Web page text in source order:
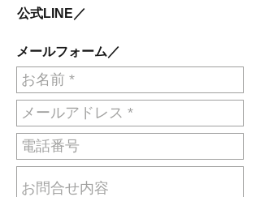
公式LINE／
メールフォーム／